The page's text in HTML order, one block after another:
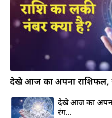
देखे आज का अपना
देखे आज का
रंग…